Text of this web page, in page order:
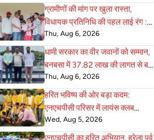
ग्रामीणों की मांग पर खुला रास्ता,
विधायक प्रतिनिधि की पहल लाई रंग :
एनएचपीसी ने सुरक्षा के साथ दी
आवाजाही की अनुमति
Thu, Aug 6, 2026
धामी सरकार का वीर जवानों को सम्मान,
बनबसा में 37.82 लाख की लागत से बन
:रहा भव्य सैनिक स्मारक अंतिम चरण में
Thu, Aug 6, 2026
हरित भविष्य की ओर बड़ा कदम:
एनएचपीसी परिसर में लायंस क्लब
जोन-22 ने 75 :पौधे रोपे, पर्यावरण
संरक्षण का दिया सशक्त संदेश
Wed, Aug 5, 2026